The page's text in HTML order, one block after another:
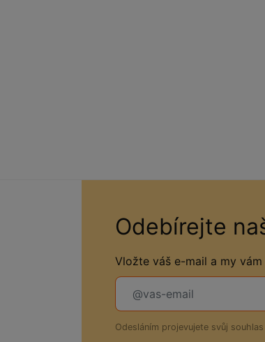
Odebírejte
Vložte váš e-mail a my
Odesláním projevujete svůj